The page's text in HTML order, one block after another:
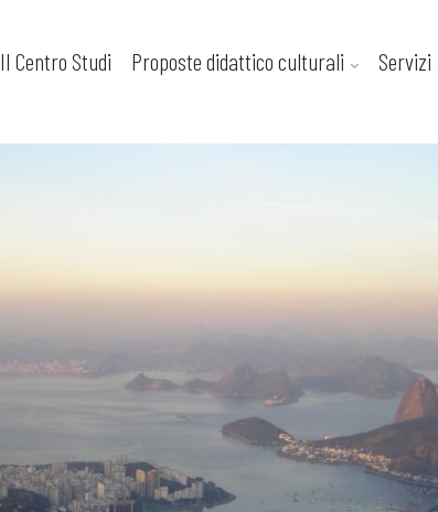
Il Centro Studi Proposte didattico culturali Servizi